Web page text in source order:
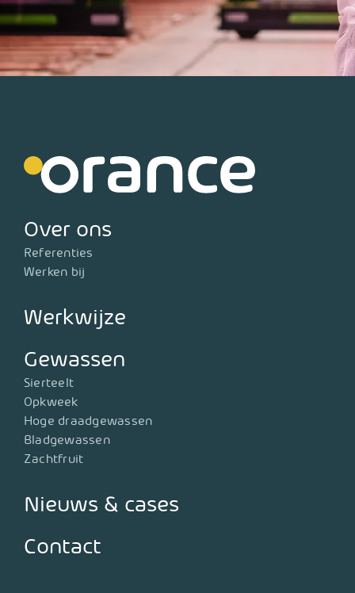
Over ons
Referenties
Werken bij
Werkwijze
Gewassen
Sierteelt
Opkweek
Hoge draadgewassen
Bladgewassen
Zachtfruit
Nieuws & cases
Contact